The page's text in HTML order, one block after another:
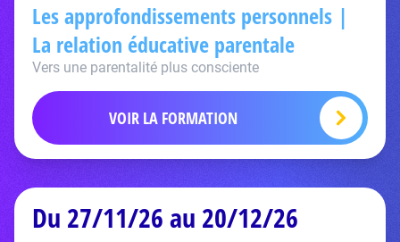
Les approfondissements personnels |
La relation éducative parentale
Vers une parentalité plus consciente
VOIR LA FORMATION
Du 27/11/26 au 20/12/26